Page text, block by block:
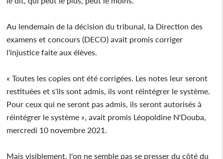
Au lendemain de la décision du tribunal, la Direction des
examens et concours (DECO) avait promis corriger
l'injustice faite aux élèves.
« Toutes les copies ont été corrigées. Les notes leur seront
restituées et s'ils sont admis, ils vont réintégrer le système.
Pour ceux qui ne seront pas admis, ils seront autorisés à
réintégrer le système », avait promis Léopoldine N'Douba,
mercredi 10 novembre 2021.
Mais visiblement, l'on ne semble pas se presser du côté du